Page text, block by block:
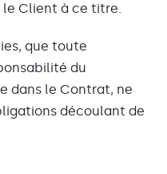
Client à ce titre.
que toute
du
dans le Contrat, ne
découlant de